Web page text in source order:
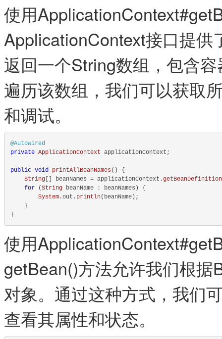
使用
ApplicationContext接口提
返回一个String数组，包含
遍历该数组，我们可以获取
和调试。
@Autowired
private ApplicationContext applicationContext;
public void printAllBeanNames () {
String [] beanNames = applicationContext.
for (String beanName : beanNames) {
System .out . println(beanName);
    }
使用
getBean()方法允许我们根
对象。通过这种方式，我们
查看其属性和状态。